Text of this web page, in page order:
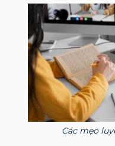
Các mẹo